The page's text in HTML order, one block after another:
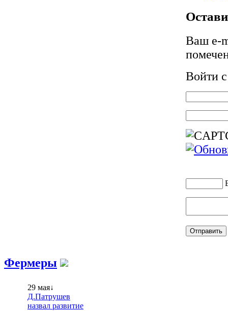
Ваш e-
Войти
Фермеры
29 мая↓
Д.Патрушев
назвал развитие